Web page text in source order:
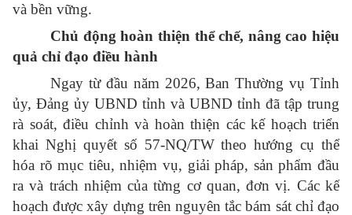
và bền vững.
Chủ động hoàn thiện thể chế, nâng cao hiệu
quả chỉ đạo điều hành
Ngay từ đầu năm 2026, Ban Thường vụ Tỉnh
ủy, Đảng ủy UBND tỉnh và UBND tỉnh đã tập trung
rà soát, điều chỉnh và hoàn thiện các kế hoạch triển
khai Nghị quyết số 57-NQ/TW theo hướng cụ thể
hóa rõ mục tiêu, nhiệm vụ, giải pháp, sản phẩm đầu
ra và trách nhiệm của từng cơ quan, đơn vị. Các kế
hoạch được xây dựng trên nguyên tắc bám sát chỉ đạo